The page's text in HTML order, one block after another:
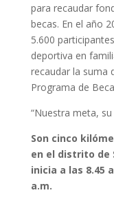
para recaudar
becas. En el año
5.600
deportiva en
recaudar la suma
Programa de
“Nuestra meta,
Son cinco
en el distrito de
inicia a las 8.45
a.m.